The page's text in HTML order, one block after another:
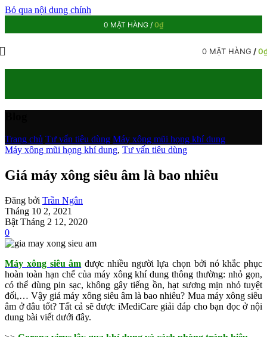
Bỏ qua nội dung chính
0 MẶT HÀNG / 0₫
0 MẶT HÀNG /0
Trang chủ Tư vấn tiêu dùng Máy xông mũi họng khí dung
Máy xông mũi họng khí dung, Tư vấn tiêu dùng
Giá máy xông siêu âm là bao nhiêu
Đăng bởi Trần Ngân
Tháng 10 2, 2021
Bật Tháng 2 12, 2020
0
Máy xông siêu âm được nhiều người lựa chọn bởi nó khắc phục
hoàn toàn hạn chế của máy xông khí dung thông thường: nhỏ gọn,
có thể dùng pin sạc, không gây tiếng ồn, hạt sương mịn nhỏ tuyệt
đối,… Vậy giá máy xông siêu âm là bao nhiêu? Mua máy xông siêu
âm ở đâu tốt? Tất cả sẽ được iMediCare giải đáp cho bạn đọc ở nội
dung bài viết dưới đây.